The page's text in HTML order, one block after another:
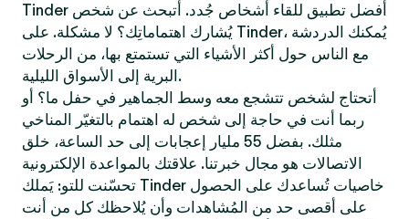
Tinder أفضل تطبيق للقاء أشخاص جُدد. أتبحث عن شخص
يُشارك اهتماماتِك؟ لا مشكلة. على Tinder، يُمكنك الدردشة
مع الناس حول أكثر الأشياء التي تستمتع بها، من الرحلات
البرية إلى الأسواق الليلية.
أتحتاج لشخص تتشجع معه وسط الجماهير في حفل ما؟ أو
ربما أنت في حاجة إلى شخص له اهتمام بالتغيّر المناخي
مثلك. بفضل 55 مليار إعجابات إلى حد الساعة، خلق
الاتصالات هو مجال خبرتنا. علاقتك بالمواعدة الإلكترونية
تحسّنت للتو: يَملك Tinder خاصيات تُساعدك على الحصول
على أقصى حد من المُشاهدات وأن يُلاحظك كل من أنت